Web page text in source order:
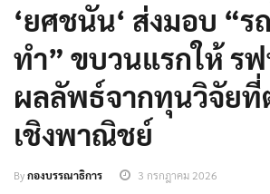
‘ยศชนัน‘ ส่งมอบ “ร
ทำ” ขบวนแรกให้ ร
ผลลัพธ์จากทุนวิจัย
เชิงพาณิชย์
Byกองบรรณาธิการ 3 กรกฎาคม 2026